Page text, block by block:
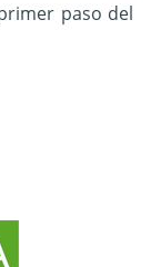
paso del